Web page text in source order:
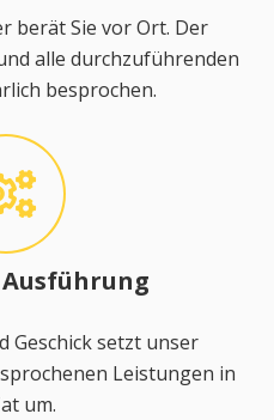
berät Sie vor Ort. Der
alle durchzuführenden
besprochen.
Geschick setzt unser
Leistungen in
um.